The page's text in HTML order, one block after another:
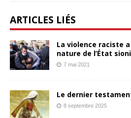
ARTICLES LIÉS
La violence raciste
nature de l’État
7 mai 2021
Le dernier
8 septembre 2025